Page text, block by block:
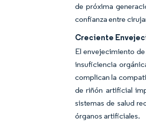
de próxima
confianza entre
Creciente
El envejecimiento
insuficiencia
complican la
de riñón artificial
sistemas de salud
órganos artificiales.